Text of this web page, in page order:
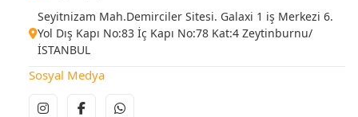
Seyitnizam Mah.Demirciler Sitesi. Galaxi 1 iş Merkezi 6.
Yol Dış Kapı No:83 İç Kapı No:78 Kat:4 Zeytinburnu/
İSTANBUL
Sosyal Medya